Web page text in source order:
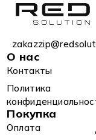
О нас
Контакты
Политика
Покупка
Оплата